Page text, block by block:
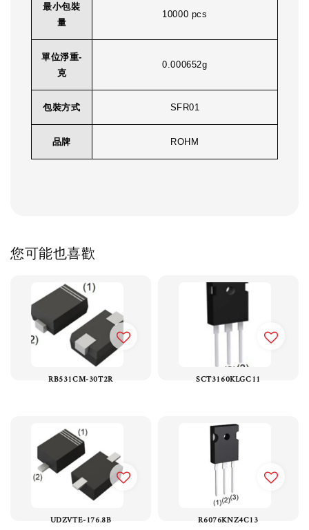
最小包裝
量
10000 pcs
單位淨重-
克
0.000652g
包裝方式 SFR01
品牌 ROHM
您可能也喜歡
RB531CM-30T2R SCT3160KLGC11
UDZVTE-176.8B R6076KNZ4C13